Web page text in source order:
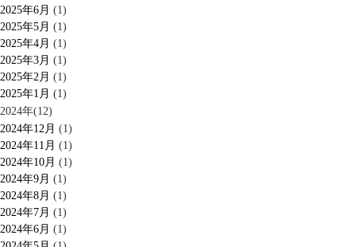
2025年6月 (1)
2025年5月 (1)
2025年4月 (1)
2025年3月 (1)
2025年2月 (1)
2025年1月 (1)
2024年(12)
2024年12月 (1)
2024年11月 (1)
2024年10月 (1)
2024年9月 (1)
2024年8月 (1)
2024年7月 (1)
2024年6月 (1)